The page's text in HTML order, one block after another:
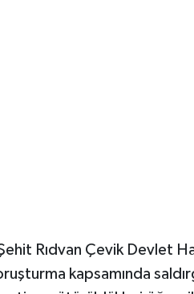
Rıdvan Çevik Devlet
kapsamında